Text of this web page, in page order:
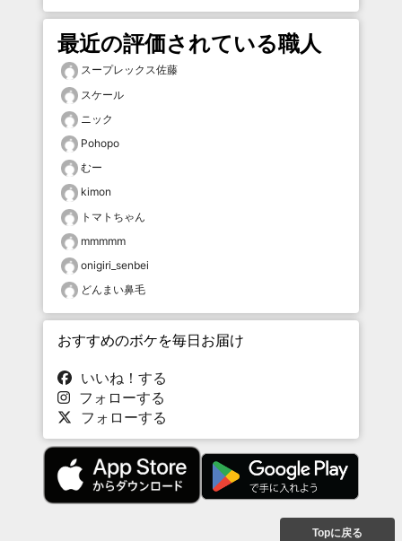
最近の評価されている職人
スープレックス佐藤
スケール
ニック
Pohopo
むー
kimon
トマトちゃん
mmmmm
onigiri_senbei
どんまい鼻毛
おすすめのボケを毎日お届け
いいね！する
フォローする
フォローする
Topに戻る